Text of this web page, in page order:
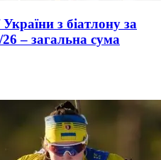
України з біатлону за
– загальна сума